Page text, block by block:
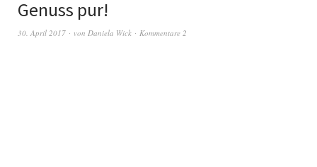
Genuss pur!
30. April 2017 von Daniela Wick Kommentare 2